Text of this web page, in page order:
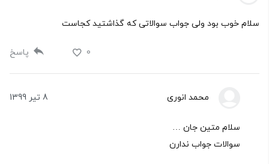
سلام خوب بود ولی جواب سوالاتی که گذاشتید کجاست
0 پاسخ
محمد انوری 8 تیر 1399
سلام متین جان …
سوالات جواب ندارن